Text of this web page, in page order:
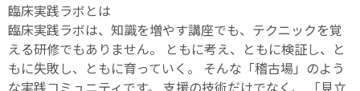
臨床実践ラボとは
臨床実践ラボは、知識を増やす講座でも、テクニックを覚
える研修でもありません。 ともに考え、ともに検証し、と
もに失敗し、ともに育っていく。 そんな「稽古場」のよう
な実践コミュニティです。 支援の技術だけでなく、 「見立